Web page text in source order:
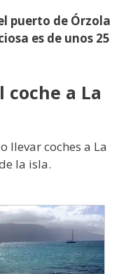
puerto de Órzola
es de unos 25
coche a La
llevar coches a La
la isla.